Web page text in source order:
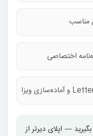
مناسب
اختصاصی
— اپلای دیرتر از